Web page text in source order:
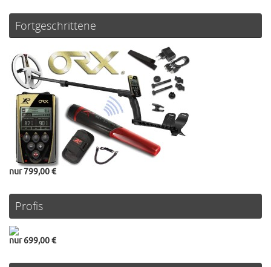
Fortgeschrittene
nur 799,00 €
Profis
nur 699,00 €